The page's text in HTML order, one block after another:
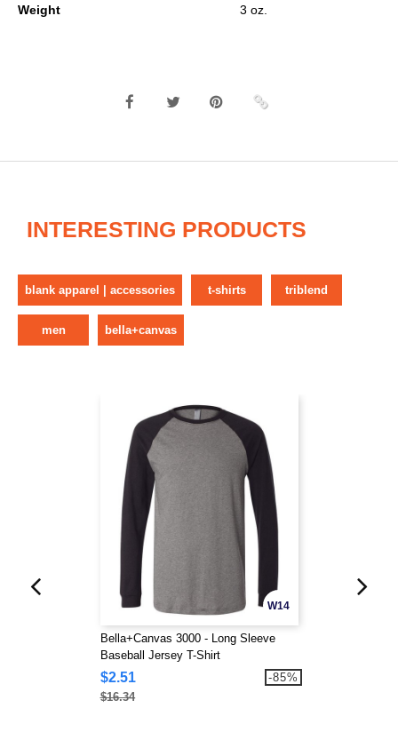
Weight
3 oz.
INTERESTING PRODUCTS
blank apparel | accessories t-shirts triblend
men bella+canvas
W14
Bella+Canvas 3000 - Long Sleeve
Baseball Jersey T-Shirt
$2.51
$16.34
-85%